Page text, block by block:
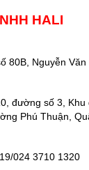
TNHH
80B, Nguyễn
Nội
đường số 3, Khu
Phú Thuận,
1319/024